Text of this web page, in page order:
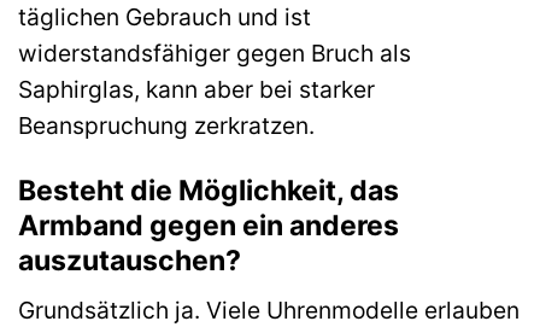
täglichen Gebrauch und ist
widerstandsfähiger gegen Bruch als
Saphirglas, kann aber bei starker
Beanspruchung zerkratzen.
Besteht die Möglichkeit, das
Armband gegen ein anderes
auszutauschen?
Grundsätzlich ja. Viele Uhrenmodelle erlauben